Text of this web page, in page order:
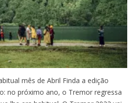
mês de Abril Finda a edição
no próximo ano, o Tremor regressa